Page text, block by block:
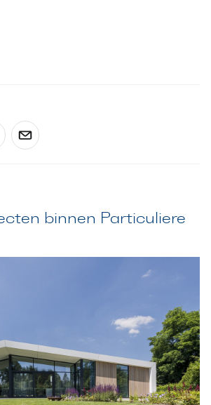
binnen Particuliere